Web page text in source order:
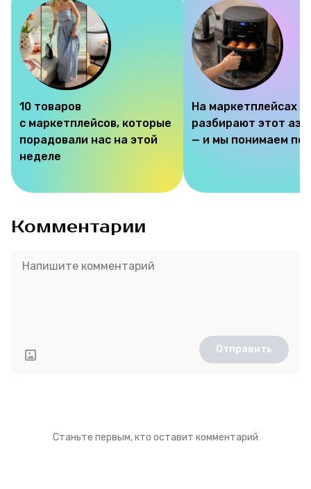
10 товаров
с маркетплейсов, которые
порадовали нас на этой
неделе
На маркетплейсах
разбирают этот
— и мы понимаем
Комментарии
Отправить
Станьте первым, кто оставит комментарий